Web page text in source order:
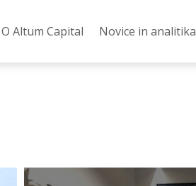
О Altum Capital Novice in analitika